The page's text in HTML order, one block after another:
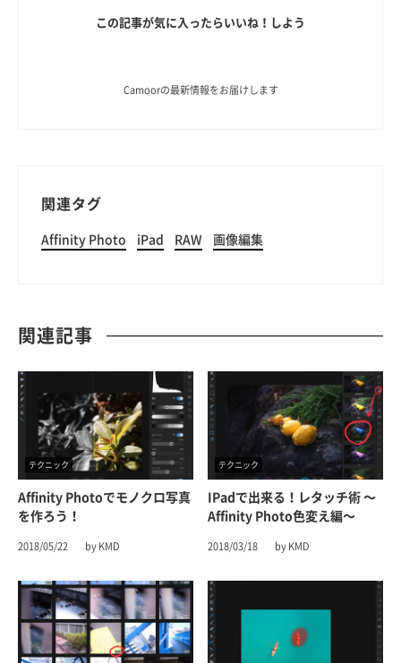
この記事が気に入ったらいいね！しよう
Camoorの最新情報をお届けします
関連タグ
Affinity Photo iPad RAW 画像編集
関連記事
テクニック
Affinity Photoでモノクロ写真
を作ろう！
2018/05/22 by KMD
テクニック
IPadで出来る！レタッチ術 〜
Affinity Photo色変え編〜
2018/03/18 by KMD